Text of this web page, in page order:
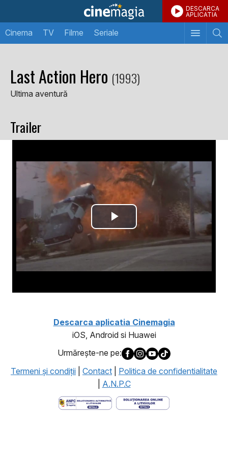
DESCARCA
APLICATIA
Cinema TV Filme Seriale
Last Action Hero (1993)
Ultima aventură
Trailer
Descarca aplicatia Cinemagia
iOS, Android si Huawei
Urmăreşte-ne pe:
Termeni şi condiţii
Contact
Politica de confidentialitate
A.N.P.C